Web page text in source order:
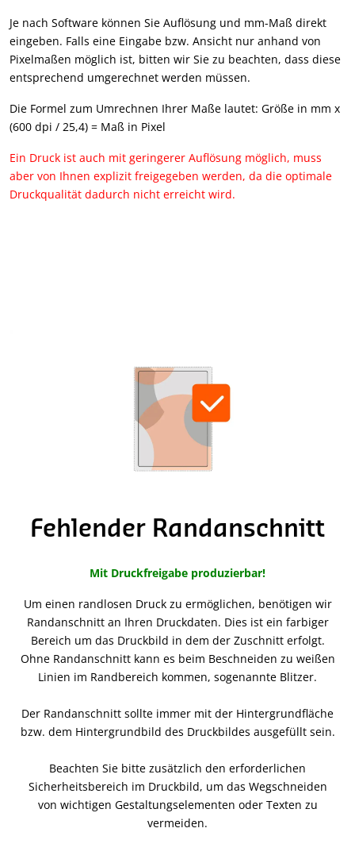
Je nach Software können Sie Auflösung und mm-Maß direkt
eingeben. Falls eine Eingabe bzw. Ansicht nur anhand von
Pixelmaßen möglich ist, bitten wir Sie zu beachten, dass diese
entsprechend umgerechnet werden müssen.
Die Formel zum Umrechnen Ihrer Maße lautet: Größe in mm x
(600 dpi / 25,4) = Maß in Pixel
Ein Druck ist auch mit geringerer Auflösung möglich, muss
aber von Ihnen explizit freigegeben werden, da die optimale
Druckqualität dadurch nicht erreicht wird.
Fehlender Randanschnitt
Mit Druckfreigabe produzierbar!
Um einen randlosen Druck zu ermöglichen, benötigen wir
Randanschnitt an Ihren Druckdaten. Dies ist ein farbiger
Bereich um das Druckbild in dem der Zuschnitt erfolgt.
Ohne Randanschnitt kann es beim Beschneiden zu weißen
Linien im Randbereich kommen, sogenannte Blitzer.
Der Randanschnitt sollte immer mit der Hintergrundfläche
bzw. dem Hintergrundbild des Druckbildes ausgefüllt sein.
Beachten Sie bitte zusätzlich den erforderlichen
Sicherheitsbereich im Druckbild, um das Wegschneiden
von wichtigen Gestaltungselementen oder Texten zu
vermeiden.